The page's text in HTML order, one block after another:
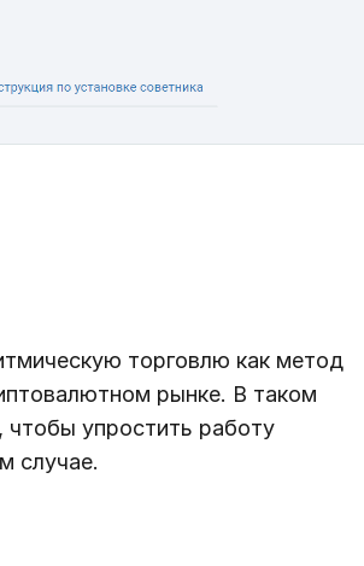
торговлю как метод
рынке. В таком
чтобы упростить работу
случае.